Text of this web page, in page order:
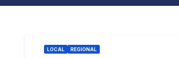
LOCAL REGIONAL